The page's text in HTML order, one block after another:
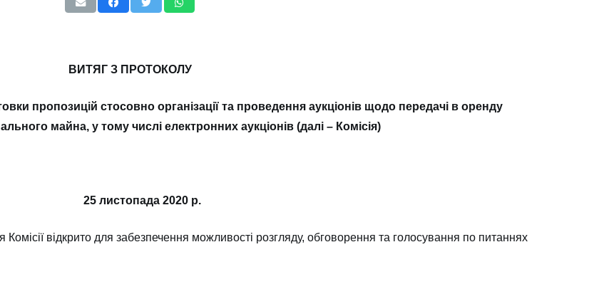
ВИТЯГ З ПРОТОКОЛУ
пропозицій стосовно організації та проведення аукціонів щодо передачі в оренду
майна, у тому числі електронних аукціонів (далі – Комісія)
листопада 2020 р.
відкрито для забезпечення можливості розгляду, обговорення та голосування по питаннях